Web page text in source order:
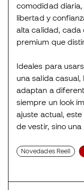
comodidad
libertad y
alta calidad, cada
premium que
Ideales para
una salida casual,
adaptan a
siempre un look
ajuste actual,
de vestir, sino
Novedades Reell